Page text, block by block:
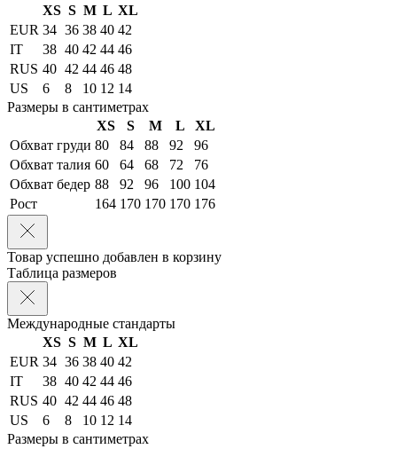
XS S M L XL
EUR 34 36 38 40 42
IT
38 40 42 44 46
RUS 40 42 44 46 48
US
6 8 10 12 14
Размеры в сантиметрах
XS
S M L
XL
Обхват груди 80 84 88 92
96
Обхват талия 60 64 68 72
76
Обхват бедер 88 92 96 100 104
Рост
164 170 170 170 176
Товар успешно добавлен в корзину
Таблица размеров
Международные стандарты
XS S M L XL
EUR 34 36 38 40 42
IT
38 40 42 44 46
RUS 40 42 44 46 48
US
6 8 10 12 14
Размеры в сантиметрах